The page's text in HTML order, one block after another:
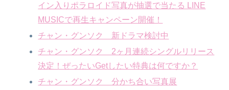
イン入りポラロイド写真が抽選で当たる LINE
MUSICで再生キャンペーン開催！
チャン・グンソク 新ドラマ検討中
チャン・グンソク 2ヶ月連続シングルリリース
決定！ぜったいGetしたい特典は何ですか？
チャン・グンソク 分かち合い写真展